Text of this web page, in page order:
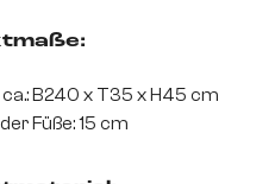
B240 x T35 x H45 cm
Füße: 15 cm